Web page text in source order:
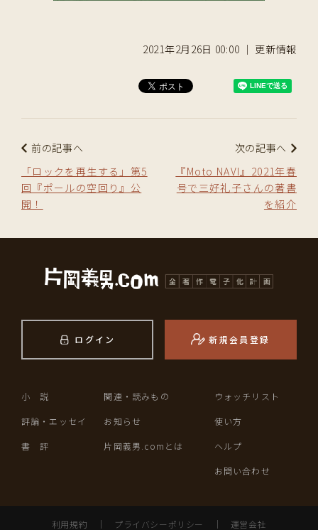
2021年2月26日 00:00 ｜ 更新情報
前の記事へ
「ロックを再生する」第5
回『ポールの空回り』公
開！
次の記事へ
『Moto NAVI』2021年春
号で三好礼子さんの著書
を紹介
ログイン 新規会員登録
小 説
評論・エッセイ
書 評
関連・読みもの
お知らせ
片岡義男.comとは
ウォッチリスト
使い方
ヘルプ
お問い合わせ
利用規約 ｜ プライバシーポリシー ｜ 運営会社